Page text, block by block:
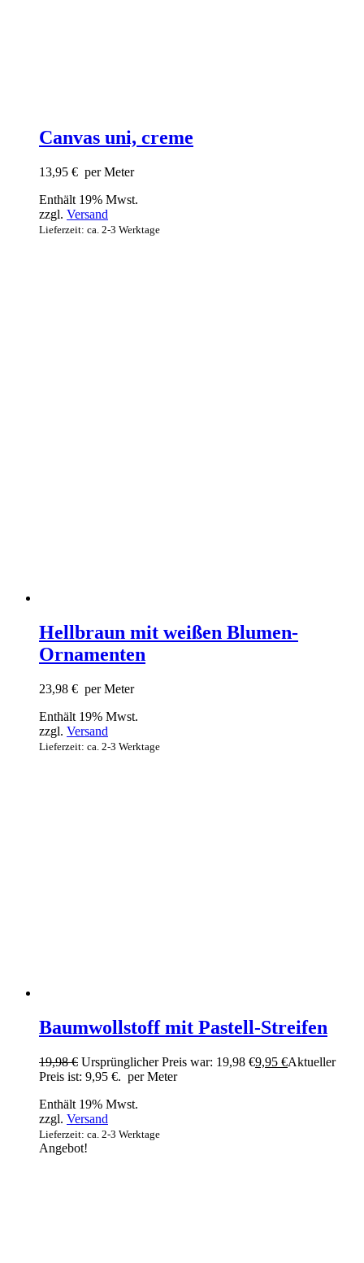
Canvas uni, creme
13,95 € per Meter
Enthält 19% Mwst.
zzgl. Versand
Lieferzeit: ca. 2-3 Werktage
Hellbraun mit weißen Blumen-
Ornamenten
23,98 € per Meter
Enthält 19% Mwst.
zzgl. Versand
Lieferzeit: ca. 2-3 Werktage
Baumwollstoff mit Pastell-Streifen
19,98€ Ursprünglicher Preis war: 19,98 €9,95 €Aktueller
Preis ist: 9,95 €. per Meter
Enthält 19% Mwst.
zzgl. Versand
Lieferzeit: ca. 2-3 Werktage
Angebot!